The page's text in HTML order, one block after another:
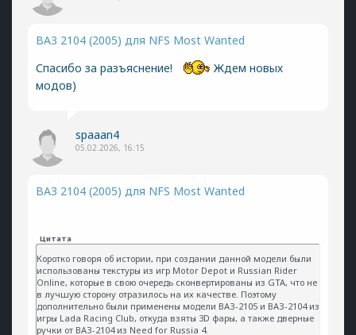
ВАЗ 2104 (2005) для NFS Most Wanted
Спасибо за разъяснение!
Ждем новых
модов)
spaaan4
05.02.2026, 16:15
ВАЗ 2104 (2005) для NFS Most Wanted
Цитата
Коротко говоря об истории, при создании данной модели были
использованы текстуры из игр Motor Depot и Russian Rider
Online, которые в свою очередь сконвертированы из GTA, что не
в лучшую сторону отразилось на их качестве. Поэтому
дополнительно были применены модели ВАЗ-2105 и ВАЗ-2104 из
игры Lada Racing Club, откуда взяты 3D фары, а также дверные
ручки от ВАЗ-2104 из Need for Russia 4.